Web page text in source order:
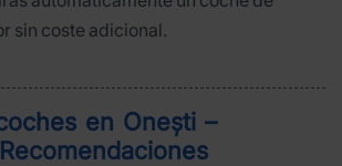
sin coste adicional.
en Onești –